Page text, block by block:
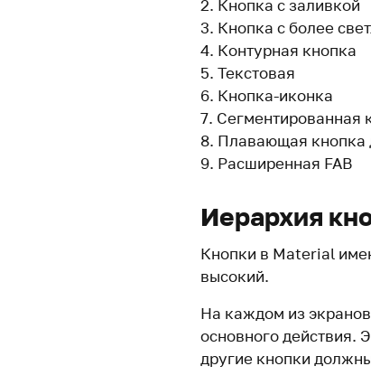
2. Кнопка с заливкой
3. Кнопка с более
4. Контурная кнопка
5. Текстовая
6. Кнопка-иконка
7. Сегментированная
8. Плавающая кнопка
9. Расширенная FAB
Иерархия
Кнопки в Material
высокий.
На каждом из
основного действия.
другие кнопки